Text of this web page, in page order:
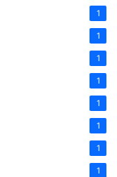
1
1
1
1
1
1
1
1